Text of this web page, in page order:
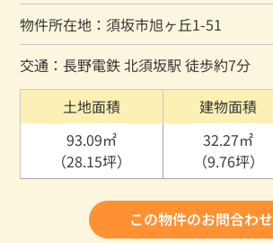
物件所在地：須坂市旭ヶ丘1-51
交通：長野電鉄 北須坂駅 徒歩約7分
土地面積
建物面積
93.09㎡
（28.15坪）
32.27㎡
（9.76坪）
この物件のお問合わせ